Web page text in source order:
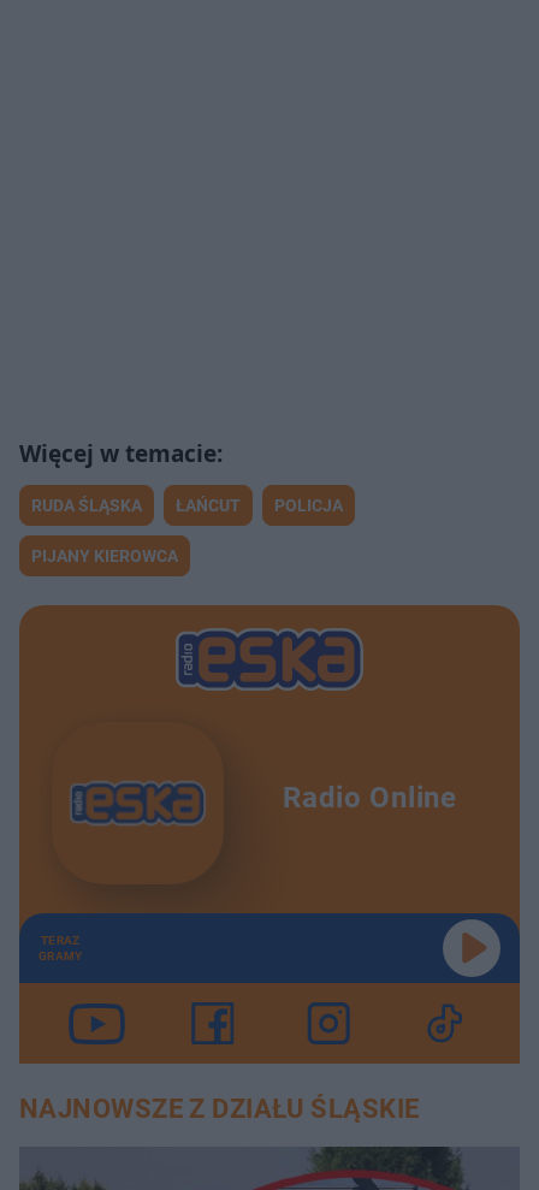
RUDA ŚLĄSKA ŁAŃCUT POLICJA
PIJANY KIEROWCA
Radio Online
TERAZ
GRAMY
NAJNOWSZE Z DZIAŁU ŚLĄSKIE